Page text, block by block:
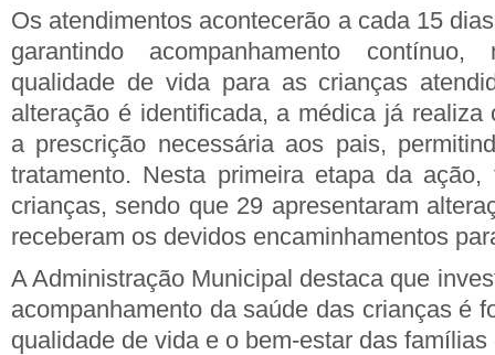
Os atendimentos acontecerão a cada 15
garantindo acompanhamento
qualidade de vida para as crianças
alteração é identificada, a médica já realiza
a prescrição necessária aos pais,
tratamento. Nesta primeira etapa da ação,
crianças, sendo que 29 apresentaram
receberam os devidos encaminhamentos
A Administração Municipal destaca que
acompanhamento da saúde das crianças é
qualidade de vida e o bem-estar das